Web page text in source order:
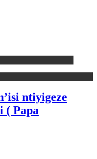
ntiyigeze
( Papa